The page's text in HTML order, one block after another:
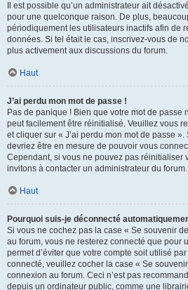
Il est possible qu’un administrateur ait
pour une quelconque raison. De plus,
périodiquement les utilisateurs inactifs afin de
données. Si tel était le cas, inscrivez-vous de
plus activement aux discussions du forum.
Haut
J’ai perdu mon mot de passe !
Pas de panique ! Bien que votre mot de passe
peut facilement être réinitialisé. Veuillez vous
et cliquer sur « J’ai perdu mon mot de passe
devriez être en mesure de pouvoir vous
Cependant, si vous ne pouvez pas réinitialiser
invitons à contacter un administrateur du forum.
Haut
Pourquoi suis-je déconnecté
Si vous ne cochez pas la case « Se souvenir
au forum, vous ne resterez connecté que pour
permet d’éviter que votre compte soit utilisé
connecté, veuillez cocher la case « Se
connexion au forum. Ceci n’est pas
depuis un ordinateur public, comme une